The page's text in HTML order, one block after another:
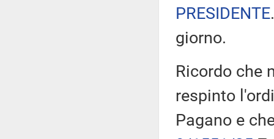
PRESIDENTE
giorno.
Ricordo che
respinto
Pagano e